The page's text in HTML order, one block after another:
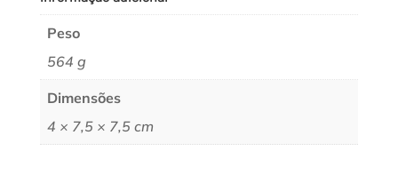
Peso
564 g
Dimensões
4 × 7,5 × 7,5 cm